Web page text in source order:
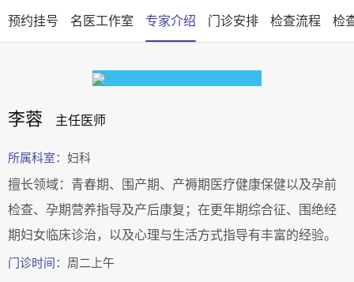
预约挂号 名医工作室 专家介绍 门诊安排 检查流程 检
李蓉 主任医师
所属科室： 妇科
擅长领域：青春期、围产期、产褥期医疗健康保健以及孕前
检查、孕期营养指导及产后康复；在更年期综合征、围绝经
期妇女临床诊治，以及心理与生活方式指导有丰富的经验。
门诊时间： 周二上午